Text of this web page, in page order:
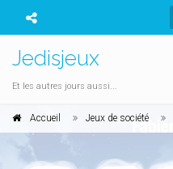
Jedisjeux
Et les autres jours aussi...
Accueil Jeux de société